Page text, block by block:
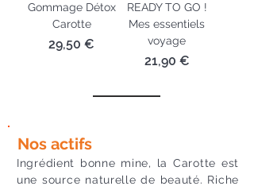
Gommage Détox
Carotte
Prix
29,50 €
READY TO GO !
Mes essentiels
voyage
Prix
21,90 €
Nos actifs
Ingrédient bonne mine, la Carotte est
une source naturelle de beauté. Riche